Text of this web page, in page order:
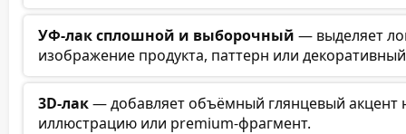
УФ-лак сплошной и выборочный — выделяет
изображение продукта, паттерн или
3D-лак— добавляет объёмный глянцевый акцент
иллюстрацию или premium-фрагмент.